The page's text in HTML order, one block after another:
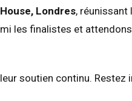
Londres, réunissant
les finalistes et
soutien continu. Restez